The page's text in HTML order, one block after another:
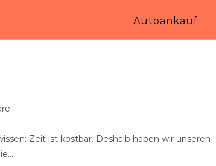
Autoankauf
Zeit ist kostbar. Deshalb haben wir unseren